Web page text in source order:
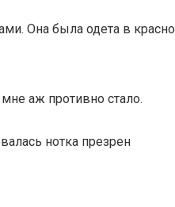
Она была одета в
аж противно стало.
нотка презрен